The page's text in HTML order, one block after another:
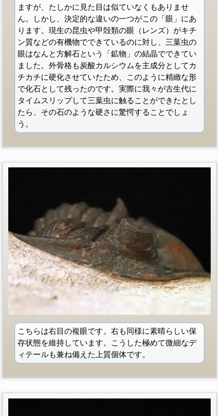
ますが、たしかに見た目は似ていなくもありませ
ん。しかし、決定的な違いの一つがこの「眼」にあ
ります。現生の昆虫や甲殻類の眼（レンズ）がキチ
ン質などの有機物でできているのに対し、三葉虫の
眼はなんと方解石という「鉱物」の結晶でできてい
ました。外骨格も炭酸カルシウムを主成分としてカ
チカチに硬化させていたため、このように精緻な形
で化石として残ったのです。実際に我々が古生代に
タイムスリップして三葉虫に触ることができたとし
たら、その石のような硬さに驚愕することでしょ
う。
こちらは右目の複眼です。右も同様に素晴らしい保
存状態を維持しています。こうした極めて微細なデ
ィテールも兼ね備えた上質個体です。